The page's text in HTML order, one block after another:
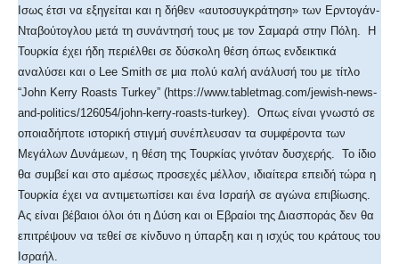
Ισως έτσι να εξηγείται και η δήθεν «αυτοσυγκράτηση» των Ερντογάν-
Νταβούτογλου μετά τη συνάντησή τους με τον Σαμαρά στην Πόλη. Η
Τουρκία έχει ήδη περιέλθει σε δύσκολη θέση όπως ενδεικτικά
αναλύσει και ο Lee Smith σε μια πολύ καλή ανάλυσή του με τίτλο
“John Kerry Roasts Turkey” (https://www.tabletmag.com/jewish-news-
and-politics/126054/john-kerry-roasts-turkey). Οπως είναι γνωστό σε
οποιαδήποτε ιστορική στιγμή συνέπλευσαν τα συμφέροντα των
Μεγάλων Δυνάμεων, η θέση της Τουρκίας γινόταν δυσχερής. Το ίδιο
θα συμβεί και στο αμέσως προσεχές μέλλον, ιδιαίτερα επειδή τώρα η
Τουρκία έχει να αντιμετωπίσει και ένα Ισραήλ σε αγώνα επιβίωσης.
Ας είναι βέβαιοι όλοι ότι η Δύση και οι Εβραίοι της Διασποράς δεν θα
επιτρέψουν να τεθεί σε κίνδυνο η ύπαρξη και η ισχύς του κράτους του
Ισραήλ.